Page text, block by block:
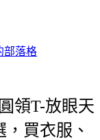
部落格
領T-放眼天
買衣服、